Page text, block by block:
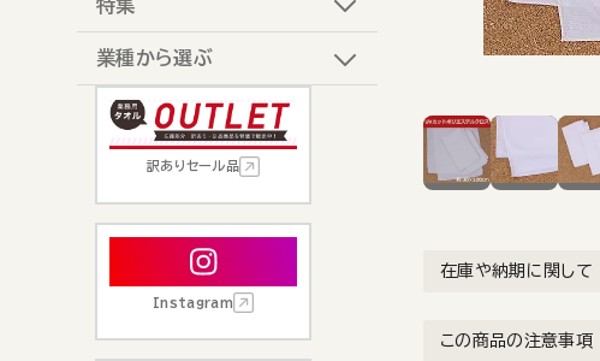
特集
業種から選ぶ
訳ありセール品
Instagram
在庫や納期に関して
この商品の注意事項